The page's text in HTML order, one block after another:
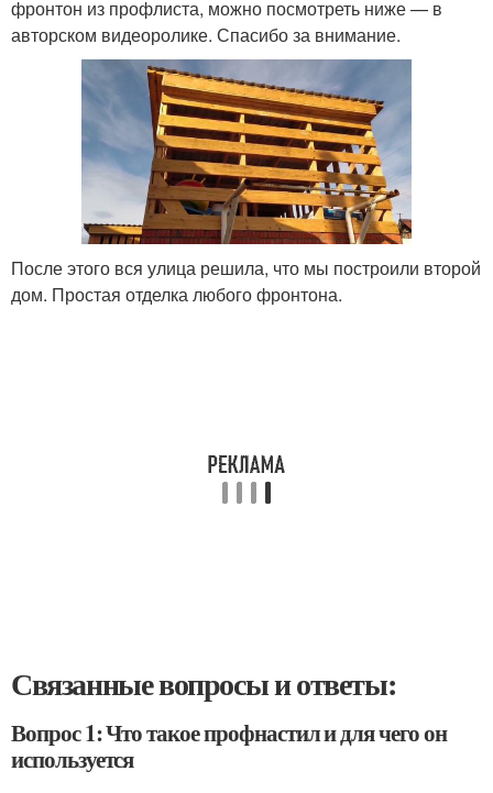
фронтон из профлиста, можно посмотреть ниже — в
авторском видеоролике. Спасибо за внимание.
После этого вся улица решила, что мы построили второй
дом. Простая отделка любого фронтона.
Связанные вопросы и ответы:
Вопрос 1: Что такое профнастил и для чего он
используется